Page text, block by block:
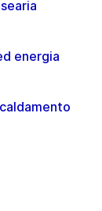
energia